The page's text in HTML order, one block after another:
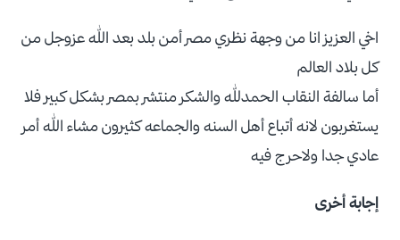
اخي العزيز انا من وجهة نظري مصر أمن بلد بعد الله عزوجل من
كل بلاد العالم
أما سالفة النقاب الحمدلله والشكر منتشر بمصر بشكل كبير فلا
يستغربون لانه أتباع أهل السنه والجماعه كثيرون مشاء الله أمر
عادي جدا ولاحرج فيه
إجابة أخرى